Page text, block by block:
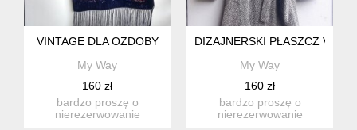
VINTAGE DLA OZDOBY
My Way
160 zł
bardzo proszę o
nierezerwowanie
DIZAJNERSKI PŁASZCZ
My Way
160 zł
bardzo proszę o
nierezerwowanie